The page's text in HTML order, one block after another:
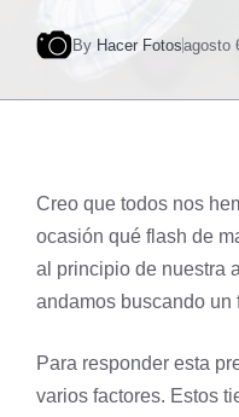
By Hacer Fotosagosto
Creo que todos nos
ocasión qué flash de
al principio de nuestra
andamos buscando un
Para responder esta
varios factores. Estos